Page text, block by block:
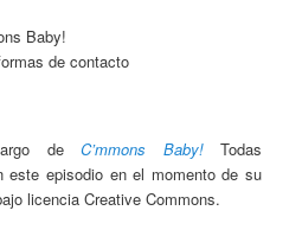
Baby!
de contacto
deC’mmons Baby!Todas
episodio en el momento de su
licencia Creative Commons.